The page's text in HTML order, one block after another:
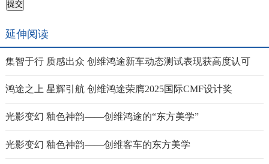
延伸阅读
集智于行 质感出众 创维鸿途新车动态测试表现获高度认可
鸿途之上 星辉引航 创维鸿途荣膺2025国际CMF设计奖
光影变幻 釉色神韵——创维鸿途的“东方美学”
光影变幻 釉色神韵——创维客车的东方美学